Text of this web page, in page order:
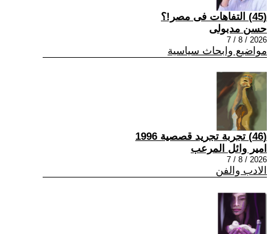
(45) التفاهات فى مصر!؟
حسن مدبولى
2026 / 8 / 7
مواضيع وابحاث سياسية
(46) تجربة تجريد قصصية 1996
امير وائل المرعب
2026 / 8 / 7
الادب والفن